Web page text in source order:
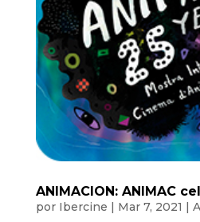
ANIMACION: ANIMAC
por Ibercine | Mar 7, 2021 |